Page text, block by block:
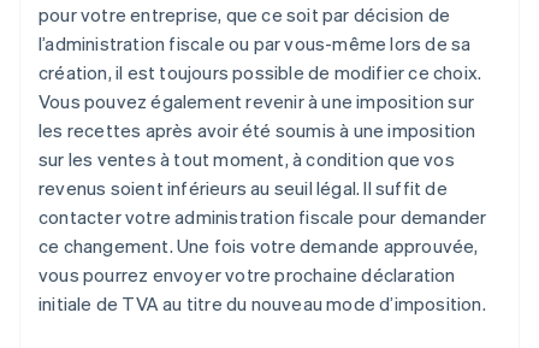
pour votre entreprise, que ce soit par décision de
l’administration fiscale ou par vous-même lors de sa
création, il est toujours possible de modifier ce choix.
Vous pouvez également revenir à une imposition sur
les recettes après avoir été soumis à une imposition
sur les ventes à tout moment, à condition que vos
revenus soient inférieurs au seuil légal. Il suffit de
contacter votre administration fiscale pour demander
ce changement. Une fois votre demande approuvée,
vous pourrez envoyer votre prochaine déclaration
initiale de TVA au titre du nouveau mode d’imposition.